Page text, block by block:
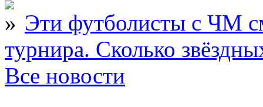
Эти футболисты с ЧМ
турнира. Сколько
Все новости